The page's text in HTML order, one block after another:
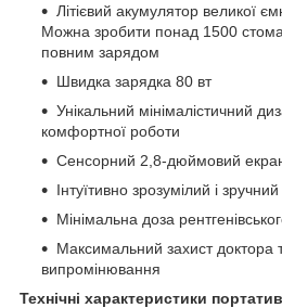
Літієвий акумулятор великої
Можна зробити понад 1500
повним зарядом
Швидка зарядка 80 вт
Унікальний мінімалістичний
комфортної роботи
Сенсорний 2,8-дюймовий
Інтуїтивно зрозумілий і
Мінімальна доза
Максимальний захист доктора
випромінювання
Технічні характеристики